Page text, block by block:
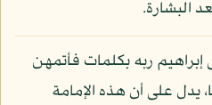
البشارة.
إبراهيم ربه بكلمات فأتمهن
يدل على أن هذه الإمامة